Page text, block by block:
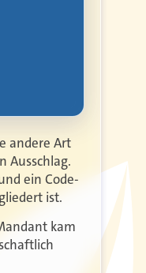
andere Art
Ausschlag.
ein Code-
ist.
kam